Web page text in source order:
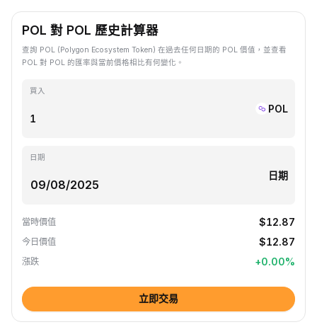
POL 對 POL 歷史計算器
查詢 POL (Polygon Ecosystem Token) 在過去任何日期的 POL 價值，並查看
POL 對 POL 的匯率與當前價格相比有何變化。
買入
POL
日期
日期
當時價值 $12.87
今日價值 $12.87
漲跌 +0.00%
立即交易